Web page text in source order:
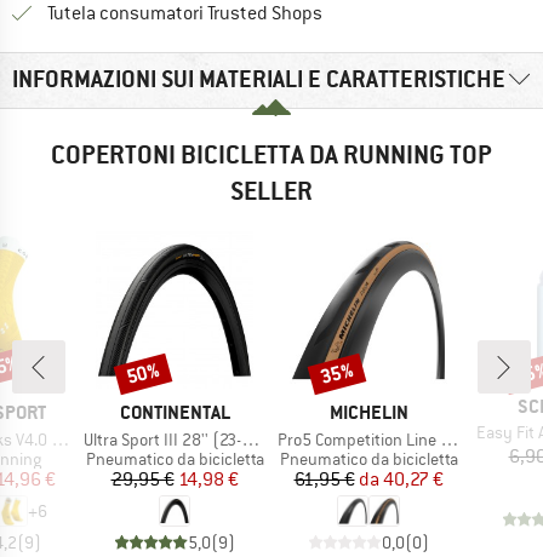
Tutela consumatori Trusted Shops
INFORMAZIONI SUI MATERIALI E CARATTERISTICHE
COPERTONI BICICLETTA DA RUNNING TOP
SELLER
High
ridotto
€
+6
(9)
MARCHIO
CONTINENTAL
Articolo
Ultra Sport III 28'' (23-622) Foldable
Gruppo di prodotti
Pneumatico da bicicletta
Prezzo
29,95 €Prezzo ridotto
14,98 €
5,0(9)
Sconto
50%
MARCHIO
MICHELIN
Articolo
Pro5 Competition Line TS TLR 28'' (32-622)
Gruppo di prodotti
Pneumatico da bicicletta
Prezzo
61,95 € Prezzo ridotto
da 40,27 €
0,0(0)
Sconto
35%
Articolo
Easy Fit